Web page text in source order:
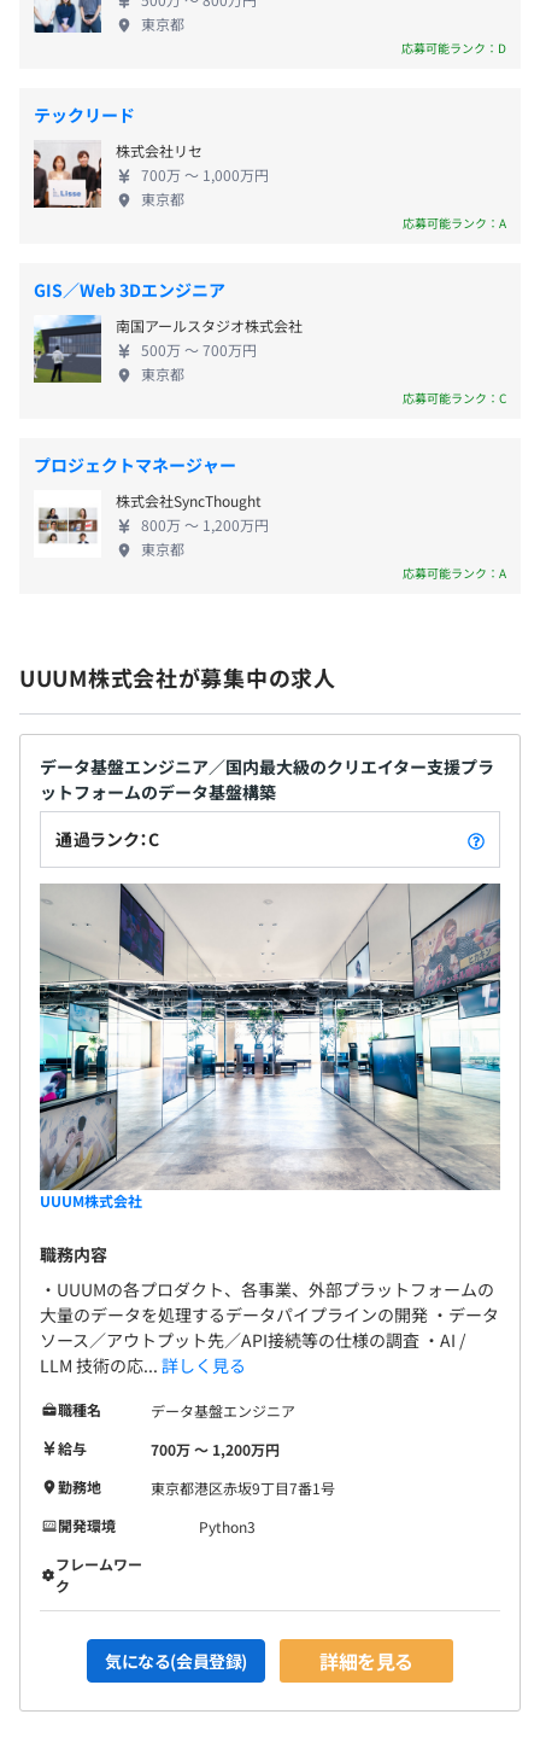
ーションをとりながらマネジメント業務やマネタイズを担
うチームや、クリエイターの価値をマーケティングに活用
するために広告会社やブランド企業へ提案するチームなど
が存在しています。
開発チームはシステムユニットという名称で、多彩なバッ
トの仮説の立案やロードマップ策定を行うプロダクトマネ
ージャー、合わせて約30名が在籍しています。
・セルフケア休暇
・有給休暇
・交通費支給
・時間外手当
・ランチ手当
昇給：年2回
賞与：あり
・健康保険
・厚生年金保険
・雇用保険
無期雇用
東京都
応募可能ランク：D
テックリード
株式会社リセ
700万 〜 1,000万円
東京都
応募可能ランク：A
GIS／Web 3Dエンジニア
南国アールスタジオ株式会社
500万 〜 700万円
東京都
応募可能ランク：C
プロジェクトマネージャー
株式会社SyncThought
800万 〜 1,200万円
東京都
応募可能ランク：A
UUUM株式会社が募集中の求人
データ基盤エンジニア／国内最大級のクリエイター支援プラ
ットフォームのデータ基盤構築
通過ランク：C
UUUM株式会社
職務内容
・UUUMの各プロダクト、各事業、外部プラットフォームの
大量のデータを処理するデータパイプラインの開発 ・データ
ソース／アウトプット先／API接続等の仕様の調査 ・AI /
LLM 技術の応... 詳しく見る
職種名
データ基盤エンジニア
給与
700万 〜 1,200万円
勤務地
東京都港区赤坂9丁目7番1号
開発環境
Python3
フレームワー
ク
気になる(会員登録) 詳細を見る